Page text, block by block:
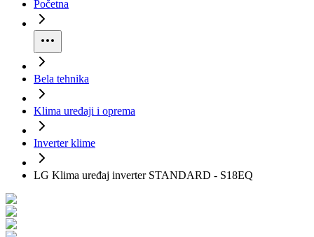
Početna
Bela tehnika
Klima uređaji i oprema
Inverter klime
LG Klima uređaj inverter STANDARD - S18EQ